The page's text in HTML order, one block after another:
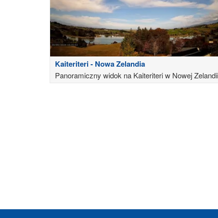
Kaiteriteri - Nowa Zelandia
Panoramiczny widok na Kaiteriteri w Nowej Zelandii